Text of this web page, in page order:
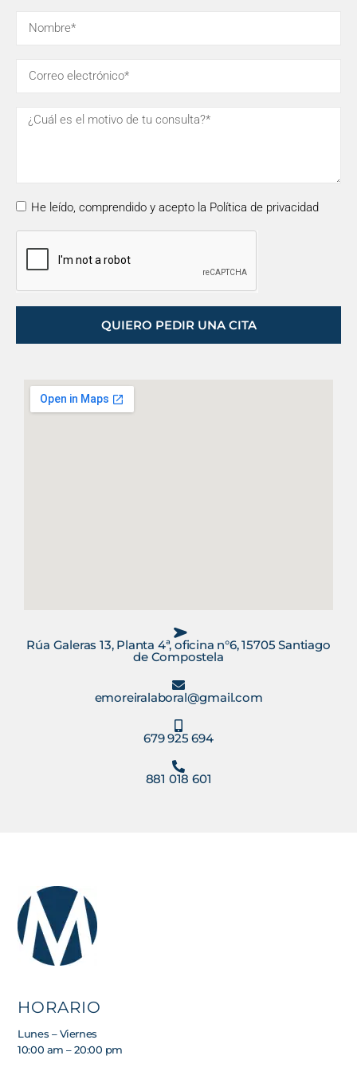
He leído, comprendido y acepto la Política de privacidad
QUIERO PEDIR UNA CITA
Rúa Galeras 13, Planta 4ª, oficina n°6, 15705 Santiago
de Compostela
emoreiralaboral@gmail.com
679 925 694
881 018 601
HORARIO
Lunes – Viernes
10:00 am – 20:00 pm